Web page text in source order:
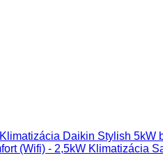
Klimatizácia Daikin Stylish 5kW
Klimatizácia